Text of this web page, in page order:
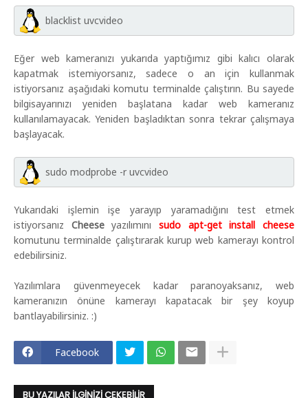
blacklist uvcvideo
Eğer web kameranızı yukarıda yaptığımız gibi kalıcı olarak
kapatmak istemiyorsanız, sadece o an için kullanmak
istiyorsanız aşağıdaki komutu terminalde çalıştırın. Bu sayede
bilgisayarınızı yeniden başlatana kadar web kameranız
kullanılamayacak. Yeniden başladıktan sonra tekrar çalışmaya
başlayacak.
sudo modprobe -r uvcvideo
Yukarıdaki işlemin işe yarayıp yaramadığını test etmek
istiyorsanız Cheeseyazılımınısudo apt-get install cheese
komutunu terminalde çalıştırarak kurup web kamerayı kontrol
edebilirsiniz.
Yazılımlara güvenmeyecek kadar paranoyaksanız, web
kameranızın önüne kamerayı kapatacak bir şey koyup
bantlayabilirsiniz. :)
Facebook
BU YAZILAR İLGINIZI ÇEKEBILIR